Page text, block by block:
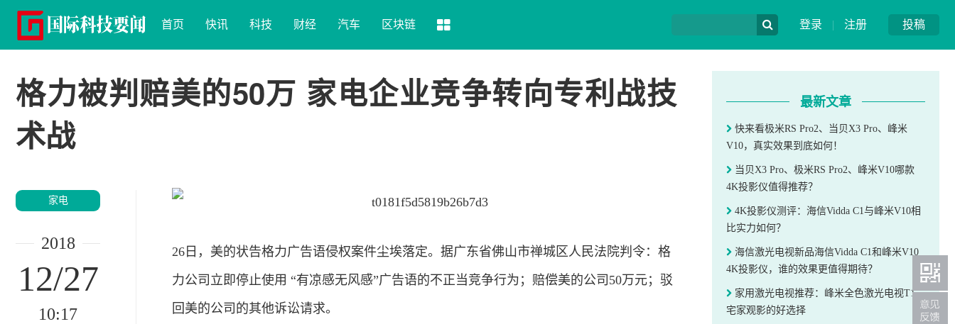
投稿
登录 | 注册
首页 快讯 科技 财经 汽车 区块链
格力被判赔美的50万 家电企业竞争转向专利战技
术战
家电
2018
12/27
10:17
26日，美的状告格力广告语侵权案件尘埃落定。据广东省佛山市禅城区人民法院判令：格
力公司立即停止使用 “有凉感无风感”广告语的不正当竞争行为；赔偿美的公司50万元；驳
回美的公司的其他诉讼请求。
最新文章
快来看极米RS Pro2、当贝X3 Pro、峰米
V10，真实效果到底如何！
当贝X3 Pro、极米RS Pro2、峰米V10哪款
4K投影仪值得推荐？
4K投影仪测评：海信Vidda C1与峰米V10相
比实力如何？
海信激光电视新品海信Vidda C1和峰米V10
4K投影仪，谁的效果更值得期待？
家用激光电视推荐：峰米全色激光电视T1，
宅家观影的好选择